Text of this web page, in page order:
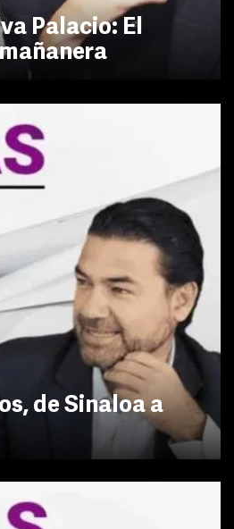
Palacio: El
de Sinaloa a